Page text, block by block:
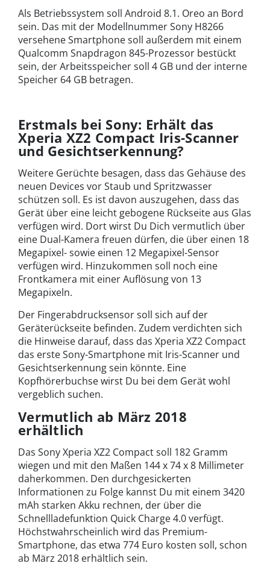
Als Betriebssystem soll Android 8.1. Oreo an Bord
sein. Das mit der Modellnummer Sony H8266
versehene Smartphone soll außerdem mit einem
Qualcomm Snapdragon 845-Prozessor bestückt
sein, der Arbeitsspeicher soll 4 GB und der interne
Speicher 64 GB betragen.
Erstmals bei Sony: Erhält das
Xperia XZ2 Compact Iris-Scanner
und Gesichtserkennung?
Weitere Gerüchte besagen, dass das Gehäuse des
neuen Devices vor Staub und Spritzwasser
schützen soll. Es ist davon auszugehen, dass das
Gerät über eine leicht gebogene Rückseite aus Glas
verfügen wird. Dort wirst Du Dich vermutlich über
eine Dual-Kamera freuen dürfen, die über einen 18
Megapixel- sowie einen 12 Megapixel-Sensor
verfügen wird. Hinzukommen soll noch eine
Frontkamera mit einer Auflösung von 13
Megapixeln.
Der Fingerabdrucksensor soll sich auf der
Geräterückseite befinden. Zudem verdichten sich
die Hinweise darauf, dass das Xperia XZ2 Compact
das erste Sony-Smartphone mit Iris-Scanner und
Gesichtserkennung sein könnte. Eine
Kopfhörerbuchse wirst Du bei dem Gerät wohl
vergeblich suchen.
Vermutlich ab März 2018
erhältlich
Das Sony Xperia XZ2 Compact soll 182 Gramm
wiegen und mit den Maßen 144 x 74 x 8 Millimeter
daherkommen. Den durchgesickerten
Informationen zu Folge kannst Du mit einem 3420
mAh starken Akku rechnen, der über die
Schnellladefunktion Quick Charge 4.0 verfügt.
Höchstwahrscheinlich wird das Premium-
Smartphone, das etwa 774 Euro kosten soll, schon
ab März 2018 erhältlich sein.